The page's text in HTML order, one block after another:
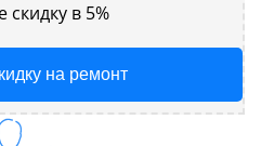
скидку в 5%
на ремонт